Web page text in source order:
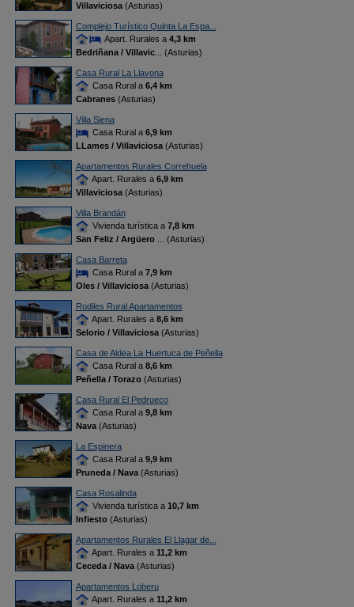
Villaviciosa(Asturias)
Complejo Turístico Quinta La Espa...
Apart. Rurales a 4,3 km
Bedriñana / Villavic... (Asturias)
Casa Rural La Llavona
Casa Rural a 6,4 km
Cabranes(Asturias)
Villa Siena
Casa Rural a 6,9 km
LLames / Villaviciosa(Asturias)
Apartamentos Rurales Correhuela
Apart. Rurales a 6,9 km
Villaviciosa(Asturias)
Villa Brandán
Vivienda turística a 7,8 km
San Feliz / Argüero
... (Asturias)
Casa Barreta
Casa Rural a 7,9 km
Oles / Villaviciosa(Asturias)
Rodiles Rural Apartamentos
Apart. Rurales a 8,6 km
Selorio / Villaviciosa(Asturias)
Casa de Aldea La Huertuca de Peñella
Casa Rural a 8,6 km
Peñella / Torazo(Asturias)
Casa Rural El Pedrueco
Casa Rural a 9,8 km
Nava(Asturias)
La Espinera
Casa Rural a 9,9 km
Pruneda / Nava(Asturias)
Casa Rosalinda
Vivienda turística a 10,7 km
Infiesto(Asturias)
Apartamentos Rurales El Llagar de...
Apart. Rurales a 11,2 km
Ceceda / Nava(Asturias)
Apartamentos Loberu
Apart. Rurales a 11,2 km